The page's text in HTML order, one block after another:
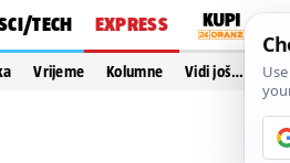
TECH EXPRESS
Vrijeme Kolumne Vidi još…